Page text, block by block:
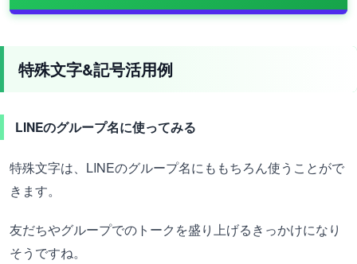
特殊文字&記号活用例
LINEのグループ名に使ってみる
特殊文字は、LINEのグループ名にももちろん使うことがで
きます。
友だちやグループでのトークを盛り上げるきっかけになり
そうですね。